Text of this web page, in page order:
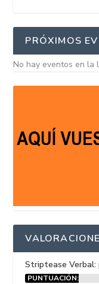
PRÓXIMOS
No hay eventos en la
Striptease Verbal:
PUNTUACIÓN: